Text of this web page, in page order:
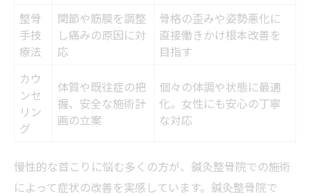
整骨
手技
療法
関節や筋膜を調整
し痛みの原因に対
応
骨格の歪みや姿勢悪化に
直接働きかけ根本改善を
目指す
カウ
ンセ
リン
グ
体質や既往症の把
握、安全な施術計
画の立案
個々の体調や状態に最適
化。女性にも安心の丁寧
な対応
慢性的な首こりに悩む多くの方が、鍼灸整骨院での施術
によって症状の改善を実感しています。鍼灸整骨院で